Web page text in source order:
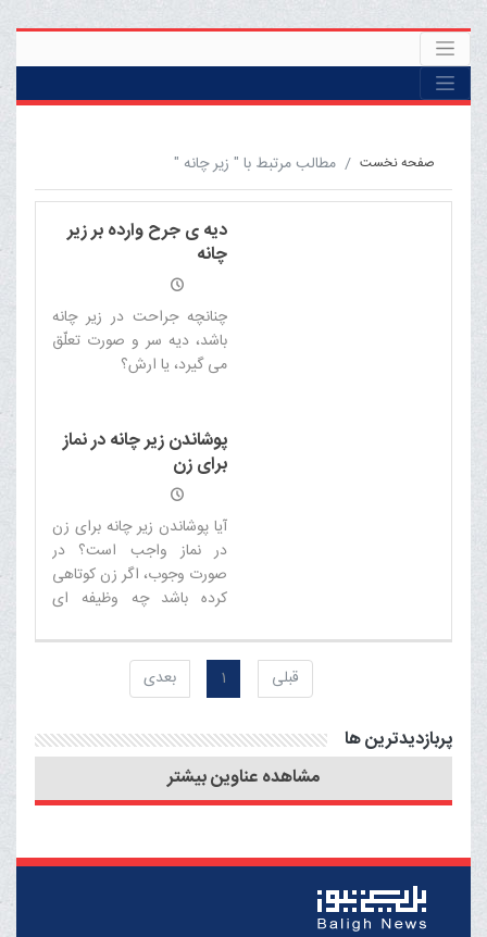
صفحه نخست مطالب مرتبط با " زير چانه "
دیه ی جرح وارده بر زیر
چانه
چنانچه جراحت در زیر چانه
باشد، دیه سر و صورت تعلّق
مى گیرد، یا ارش؟
پوشاندن زیر چانه در نماز
برای زن
آیا پوشاندن زیر چانه برای زن
در نماز واجب است؟ در
صورت وجوب، اگر زن کوتاهی
کرده باشد چه وظیفه ای
قبلی 1 بعدی
پربازدیدترین ها
مشاهده عناوین بیشتر